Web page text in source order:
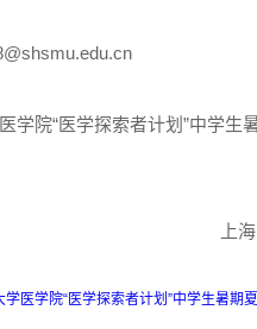
学院“医学探索者计划”中学生
上
医学院“医学探索者计划”中学生暑期